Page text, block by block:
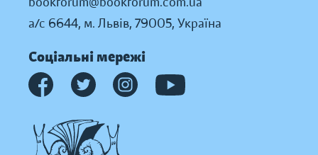
а/с 6644, м. Львів, 79005, Україна
Соціальні мережі